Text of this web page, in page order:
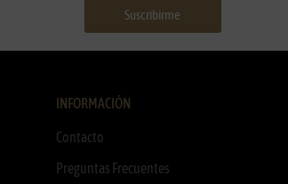
Suscribirme
INFORMACIÓN
Contacto
Preguntas Frecuentes